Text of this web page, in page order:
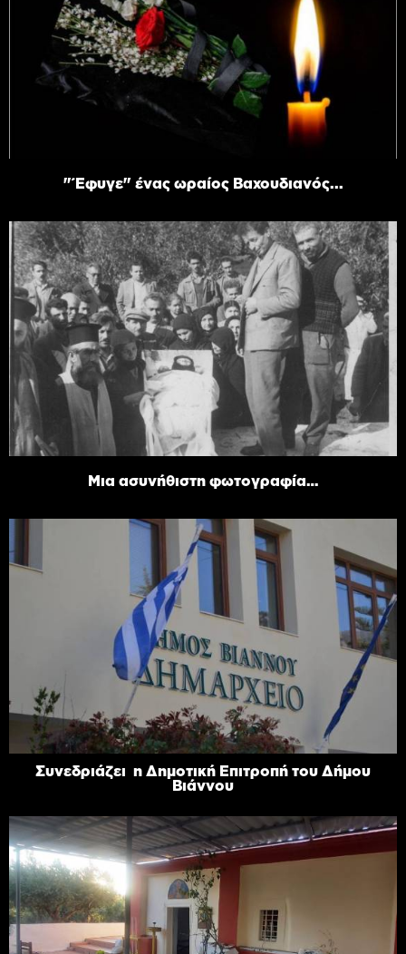
"Έφυγε" ένας ωραίος Βαχουδιανός...
Μια ασυνήθιστη φωτογραφία…
Συνεδριάζει η Δημοτική Επιτροπή του Δήμου
Βιάννου